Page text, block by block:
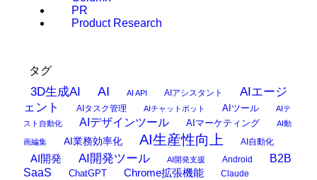
PR
Product Research
タグ
3D生成AI AI AI API AIアシスタント
AIエージ
ェント
AIタスク管理 AIチャットボット AIツール
AIテ
スト自動化
AIデザインツール AIマーケティング AI動
画編集 AI業務効率化 AI生産性向上 AI自動化
AI開発 AI開発ツール AI開発支援 Android
B2B
SaaS
ChatGPT Chrome拡張機能 Claude